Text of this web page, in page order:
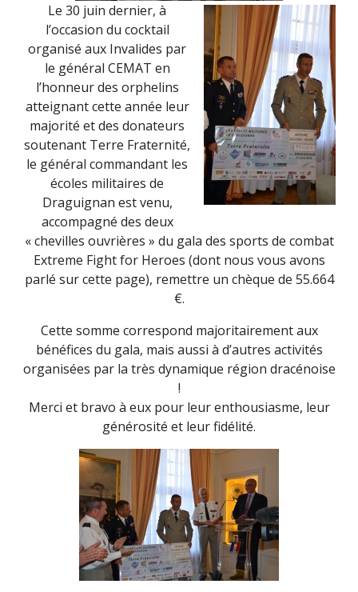
Le 30 juin dernier, à
l’occasion du cocktail
organisé aux Invalides par
le général CEMAT en
l’honneur des orphelins
atteignant cette année leur
majorité et des donateurs
soutenant Terre Fraternité,
le général commandant les
écoles militaires de
Draguignan est venu,
accompagné des deux
« chevilles ouvrières » du gala des sports de combat
Extreme Fight for Heroes (dont nous vous avons
parlé sur cette page), remettre un chèque de 55.664
€.
Cette somme correspond majoritairement aux
bénéfices du gala, mais aussi à d’autres activités
organisées par la très dynamique région dracénoise
!
Merci et bravo à eux pour leur enthousiasme, leur
générosité et leur fidélité.